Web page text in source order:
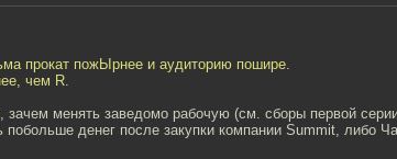
прокат пожЫрнее и аудиторию пошире.
чем R.
зачем менять заведомо рабочую (см. сборы первой
побольше денег после закупки компании Summit, либо